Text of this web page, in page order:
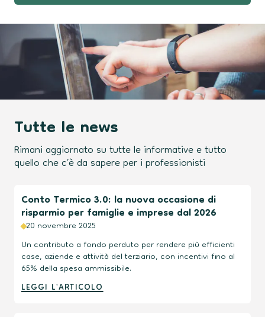
Tutte le news
Rimani aggiornato su tutte le informative e tutto
quello che c’è da sapere per i professionisti
Conto Termico 3.0: la nuova occasione di
risparmio per famiglie e imprese dal 2026
20 novembre 2025
Un contributo a fondo perduto per rendere più efficienti
case, aziende e attività del terziario, con incentivi fino al
65% della spesa ammissibile.
LEGGI L'ARTICOLO